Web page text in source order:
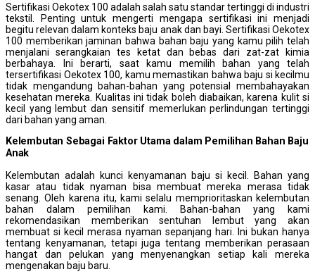
Sertifikasi Oekotex 100 adalah salah satu standar tertinggi di industri
tekstil. Penting untuk mengerti mengapa sertifikasi ini menjadi
begitu relevan dalam konteks baju anak dan bayi. Sertifikasi Oekotex
100 memberikan jaminan bahwa bahan baju yang kamu pilih telah
menjalani serangkaian tes ketat dan bebas dari zat-zat kimia
berbahaya. Ini berarti, saat kamu memilih bahan yang telah
tersertifikasi Oekotex 100, kamu memastikan bahwa baju si kecilmu
tidak mengandung bahan-bahan yang potensial membahayakan
kesehatan mereka. Kualitas ini tidak boleh diabaikan, karena kulit si
kecil yang lembut dan sensitif memerlukan perlindungan tertinggi
dari bahan yang aman.
KelembutanSebagai Faktor Utama dalam Pemilihan Bahan Baju
Anak
Kelembutan adalah kunci kenyamanan baju si kecil. Bahan yang
kasar atau tidak nyaman bisa membuat mereka merasa tidak
senang. Oleh karena itu, kami selalu memprioritaskan kelembutan
bahan dalam pemilihan kami. Bahan-bahan yang kami
rekomendasikan memberikan sentuhan lembut yang akan
membuat si kecil merasa nyaman sepanjang hari. Ini bukan hanya
tentang kenyamanan, tetapi juga tentang memberikan perasaan
hangat dan pelukan yang menyenangkan setiap kali mereka
mengenakan baju baru.